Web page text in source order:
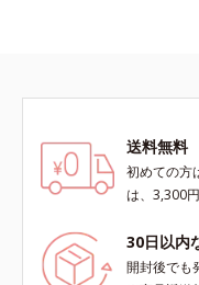
送料無料
初めての方
は、3,300
30日以内
開封後でも